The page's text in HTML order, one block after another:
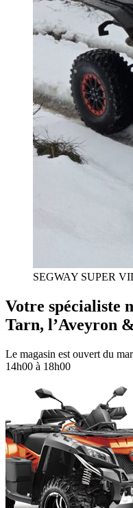
SEGWAY SUPER
Votre spécialiste
Tarn, l’Aveyron
Le magasin est ouvert du
14h00 à 18h00